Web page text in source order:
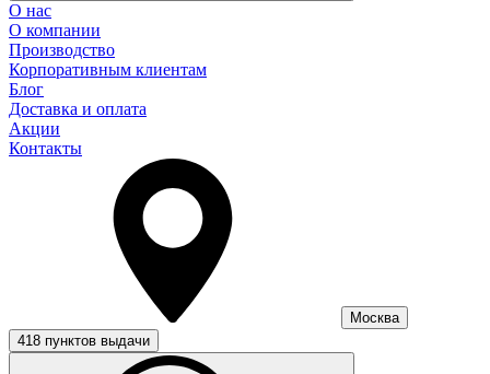
О нас
О компании
Производство
Корпоративным клиентам
Блог
Доставка и оплата
Акции
Контакты
Москва
418 пунктов выдачи